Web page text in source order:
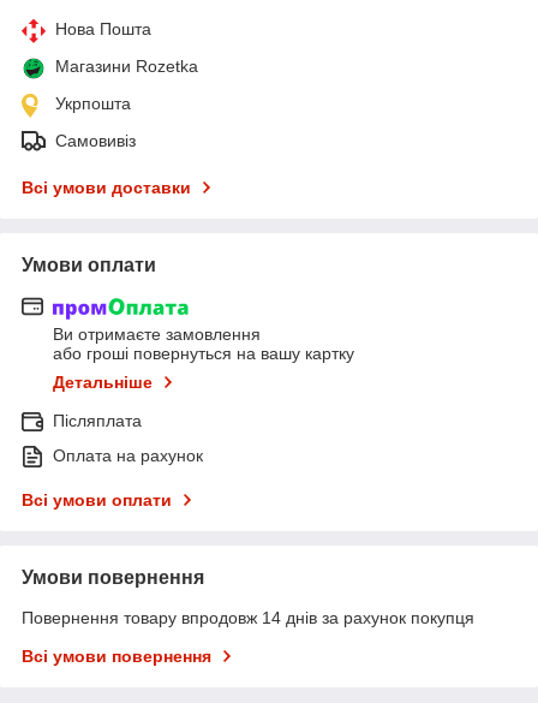
Нова Пошта
Магазини Rozetka
Укрпошта
Самовивіз
Всі умови доставки
Умови оплати
Ви отримаєте замовлення
або гроші повернуться на вашу картку
Детальніше
Післяплата
Оплата на рахунок
Всі умови оплати
Умови повернення
Повернення товару впродовж 14 днів за рахунок покупця
Всі умови повернення